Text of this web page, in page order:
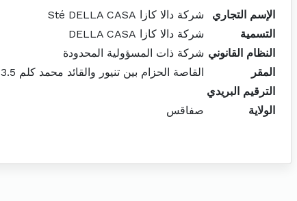
الإسم التجاري
شركة دالا كازا Sté DELLA CASA
التسمية
شركة دالا كازا DELLA CASA
النظام القانوني شركة ذات المسؤولية المحدودة
المقر
القاصة الحزام بين تنيور والقائد محمد كلم 3.5 صفاقس
الترقيم البريدي
الولاية
صفاقس